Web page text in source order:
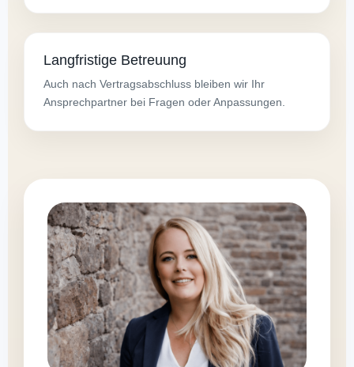
Langfristige Betreuung
Auch nach Vertragsabschluss bleiben wir Ihr
Ansprechpartner bei Fragen oder Anpassungen.